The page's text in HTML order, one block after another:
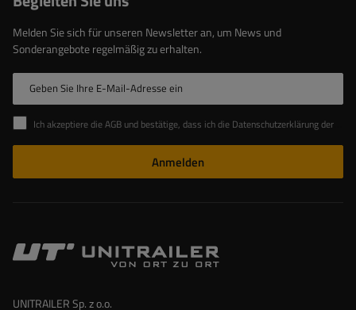
Melden Sie sich für unseren Newsletter an, um News und
Sonderangebote regelmäßig zu erhalten.
Geben Sie Ihre E-Mail-Adresse ein
Ich akzeptiere die AGB und bestätige, dass ich die Datenschutzerklärung der Website zur Kenntnis genommen habe
Anmelden
UNITRAILER Sp. z o.o.